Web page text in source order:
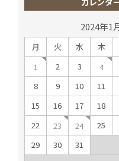
2024年1
月 火 水 木
1 2 3 4
8
9 10 11
15
16 17 18
22
23 24 25
29
30 31